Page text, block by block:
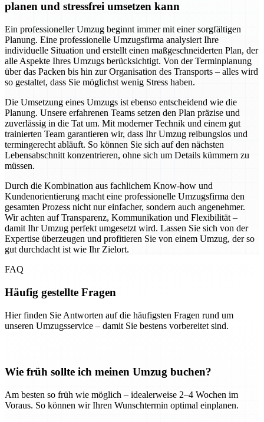
planen und stressfrei umsetzen kann
Ein professioneller Umzug beginnt immer mit einer sorgfältigen
Planung. Eine professionelle Umzugsfirma analysiert Ihre
individuelle Situation und erstellt einen maßgeschneiderten Plan, der
alle Aspekte Ihres Umzugs berücksichtigt. Von der Terminplanung
über das Packen bis hin zur Organisation des Transports – alles wird
so gestaltet, dass Sie möglichst wenig Stress haben.
Die Umsetzung eines Umzugs ist ebenso entscheidend wie die
Planung. Unsere erfahrenen Teams setzen den Plan präzise und
zuverlässig in die Tat um. Mit moderner Technik und einem gut
trainierten Team garantieren wir, dass Ihr Umzug reibungslos und
termingerecht abläuft. So können Sie sich auf den nächsten
Lebensabschnitt konzentrieren, ohne sich um Details kümmern zu
müssen.
Durch die Kombination aus fachlichem Know-how und
Kundenorientierung macht eine professionelle Umzugsfirma den
gesamten Prozess nicht nur einfacher, sondern auch angenehmer.
Wir achten auf Transparenz, Kommunikation und Flexibilität –
damit Ihr Umzug perfekt umgesetzt wird. Lassen Sie sich von der
Expertise überzeugen und profitieren Sie von einem Umzug, der so
gut durchdacht ist wie Ihr Zielort.
FAQ
Häufig gestellte Fragen
Hier finden Sie Antworten auf die häufigsten Fragen rund um
unseren Umzugsservice – damit Sie bestens vorbereitet sind.
Wie früh sollte ich meinen Umzug buchen?
Am besten so früh wie möglich – idealerweise 2–4 Wochen im
Voraus. So können wir Ihren Wunschtermin optimal einplanen.